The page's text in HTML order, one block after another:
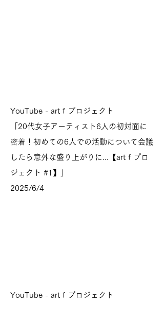
YouTube - art f プロジェクト
「20代女子アーティスト6人の初対面に
密着！初めての6人での活動について会議
したら意外な盛り上がりに...【art f プロ
ジェクト #1】」
2025/6/4
YouTube - art f プロジェクト